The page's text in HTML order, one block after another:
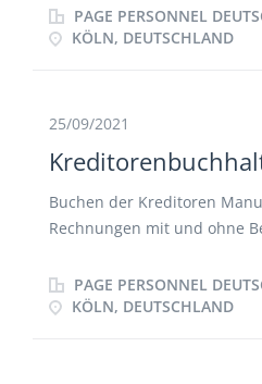
Verwalte offene Posten und
Kreditorenstammdaten
PAGE PERSONNEL
KÖLN, DEUTSCHLAND
25/09/2021
Buchen der Kreditoren
Rechnungen mit und ohne
Bestellbezug sowie
Klärungen mit
PAGE PERSONNEL
KÖLN, DEUTSCHLAND